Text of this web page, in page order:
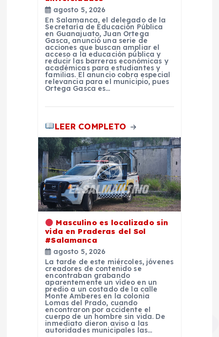
agosto 5, 2026
En Salamanca, el delegado de la
Secretaría de Educación Pública
en Guanajuato, Juan Ortega
Gasca, anunció una serie de
acciones que buscan ampliar el
acceso a la educación pública y
reducir las barreras económicas y
académicas para estudiantes y
familias. El anuncio cobra especial
relevancia para el municipio, pues
Ortega Gasca es…
LEER COMPLETO
Masculino es localizado sin
vida en Praderas del Sol
#Salamanca
agosto 5, 2026
La tarde de este miércoles, jóvenes
creadores de contenido se
encontraban grabando
aparentemente un vídeo en un
predio a un costado de la calle
Monte Amberes en la colonia
Lomas del Prado, cuando
encontraron por accidente el
cuerpo de un hombre sin vida. De
inmediato dieron aviso a las
autoridades municipales las…